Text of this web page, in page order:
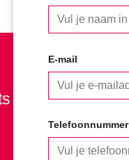
E-mail
Telefoonnummer